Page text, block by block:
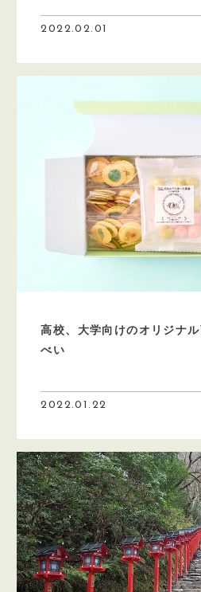
2022.02.01
高校、大学向けのオリジナ
べい
2022.01.22